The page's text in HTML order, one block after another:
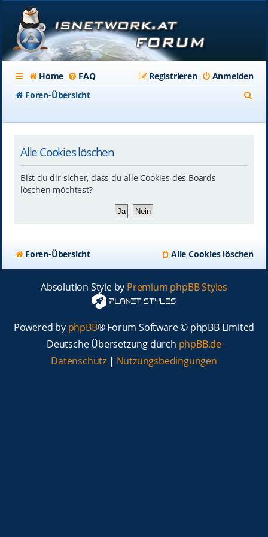
Home FAQ Anmelden
Registrieren
Foren-Übersicht
Alle Cookies löschen
Bist du dir sicher, dass du alle Cookies des Boards
löschen möchtest?
Foren-Übersicht Alle Cookies löschen
Absolution Style by Premium phpBB Styles
Powered by phpBB® Forum Software © phpBB Limited
Deutsche Übersetzung durch phpBB.de
Datenschutz | Nutzungsbedingungen